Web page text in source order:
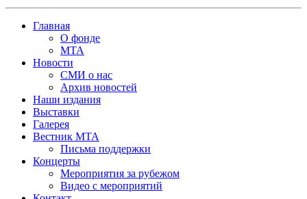
Главная
О фонде
МТА
Новости
СМИ о нас
Архив новостей
Наши издания
Выставки
Галерея
Вестник МТА
Письма поддержки
Концерты
Мероприятия за рубежом
Видео с мероприятий